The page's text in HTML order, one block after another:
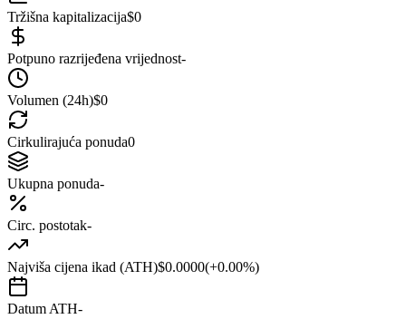
Tržišna kapitalizacija$0
Potpuno razrijeđena vrijednost-
Volumen (24h)$0
Cirkulirajuća ponuda0
Ukupna ponuda-
Circ. postotak-
Najviša cijena ikad (ATH)$0.0000(+0.00%)
Datum ATH-